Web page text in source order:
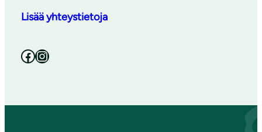
Lisää yhteystietoja
Facebook Instagram